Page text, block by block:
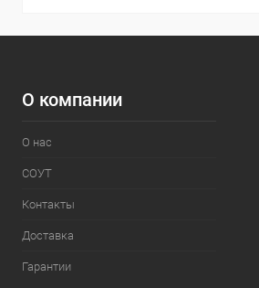
О компании
О нас
СОУТ
Контакты
Доставка
Гарантии